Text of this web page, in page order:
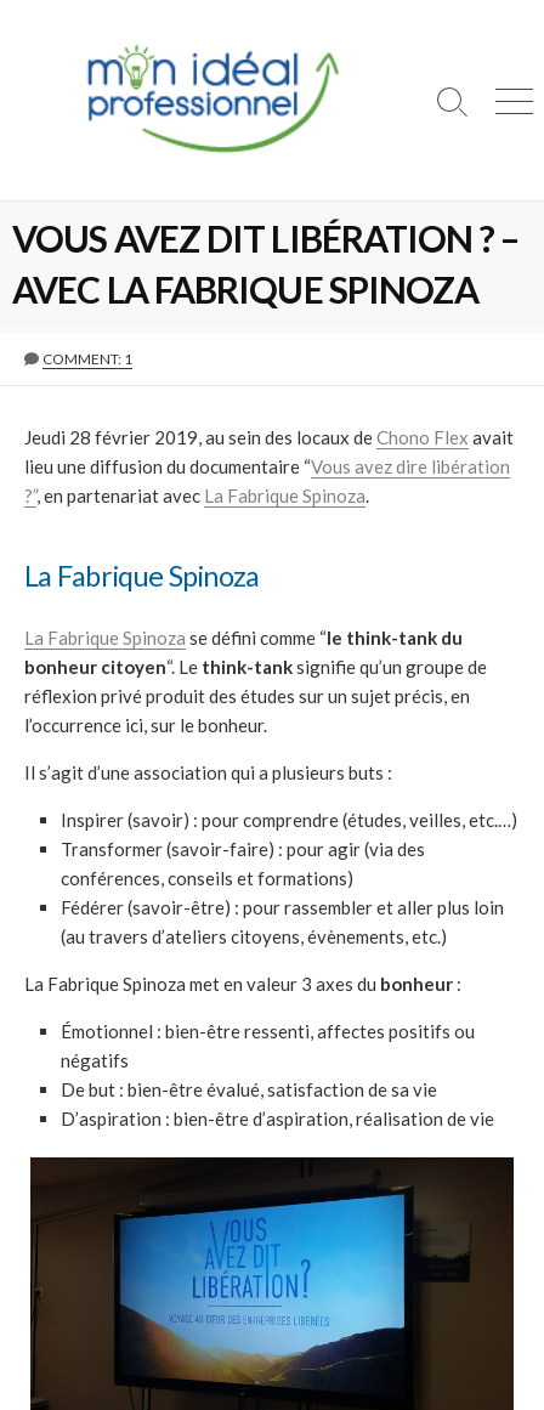
c
o
S
h
T
o
g
M
VOUS AVEZ DIT LIBÉRATION ? –
AVEC LA FABRIQUE SPINOZA
COMMENT: 1
Jeudi 28 février 2019, au sein des locaux deChono Flex avait
lieu une diffusion du documentaire “Vous avez dire libération
?”, en partenariat avec La Fabrique Spinoza.
La Fabrique Spinoza
La Fabrique Spinoza se défini comme “le think-tank du
bonheur citoyen“. Le think-tanksignifie qu’un groupe de
réflexion privé produit des études sur un sujet précis, en
l’occurrence ici, sur le bonheur.
Il s’agit d’une association qui a plusieurs buts :
Inspirer (savoir) : pour comprendre (études, veilles, etc.…)
Transformer (savoir-faire) : pour agir (via des
conférences, conseils et formations)
Fédérer (savoir-être) : pour rassembler et aller plus loin
(au travers d’ateliers citoyens, évènements, etc.)
La Fabrique Spinoza met en valeur 3 axes du bonheur :
Émotionnel : bien-être ressenti, affectes positifs ou
négatifs
De but : bien-être évalué, satisfaction de sa vie
D’aspiration : bien-être d’aspiration, réalisation de vie